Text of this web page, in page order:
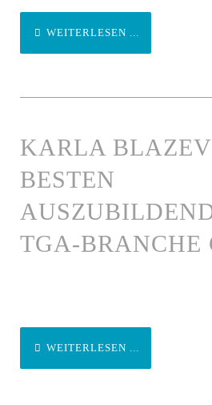
WEITERLESEN ...
KARLA
BESTEN
TGA-BRANCHE
WEITERLESEN ...